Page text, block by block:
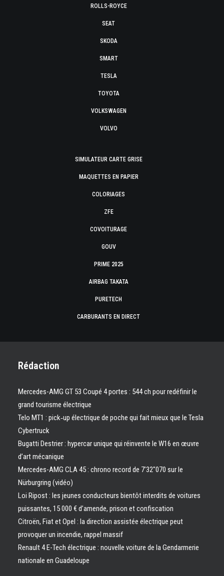
ROLLS-ROYCE
SEAT
SKODA
SMART
TESLA
TOYOTA
VOLKSWAGEN
VOLVO
SIMULATEUR CARTE GRISE
MAQUETTES EN PAPIER
COLORIAGES
ZFE
COVOITURAGE
GOUV
PRIME 2025
AIRBAG TAKATA
PURETECH
CARBURANTS EN DIRECT
Rédaction
Mercedes-AMG GT 53 Coupé 4 portes : 544 ch pour redéfinir le
grand tourisme électrique
Telo MT1 : pick‑up électrique de poche qui fait mieux que le Tesla
Cybertruck
Bugatti Destrier : hypercar unique qui réinvente le W16 en œuvre
d’art mécanique
Mercedes-AMG CLA 45 : chrono record de 7’32″070 sur le
Nürburgring (vidéo)
Loi Ripost : les jeunes conducteurs bientôt interdits de voitures
puissantes, 15 000 € d’amende, prison et confiscation
Citroën, Fiat et Opel : la direction assistée électrique peut
provoquer un incendie, rappel massif
Renault 4 E-Tech électrique : nouvelle voiture de la Gendarmerie
nationale en Guadeloupe